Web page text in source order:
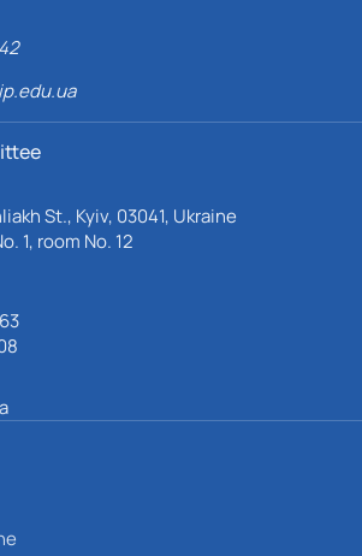
St., Kyiv, 03041, Ukraine
1, room No. 12